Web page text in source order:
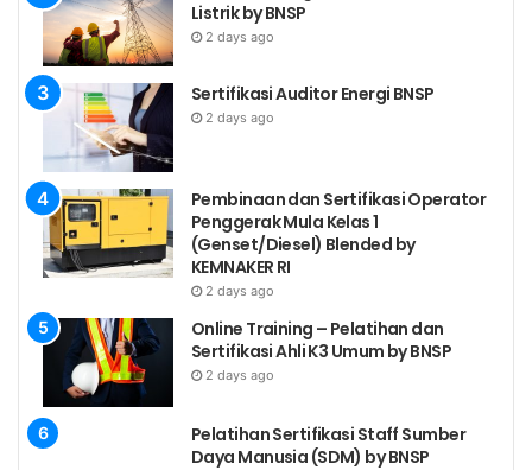
Listrik by BNSP
2 days ago
Sertifikasi Auditor Energi BNSP
2 days ago
Pembinaan dan Sertifikasi Operator
Penggerak Mula Kelas 1
(Genset/Diesel) Blended by
KEMNAKER RI
2 days ago
Online Training – Pelatihan dan
Sertifikasi Ahli K3 Umum by BNSP
2 days ago
Pelatihan Sertifikasi Staff Sumber
Daya Manusia (SDM) by BNSP